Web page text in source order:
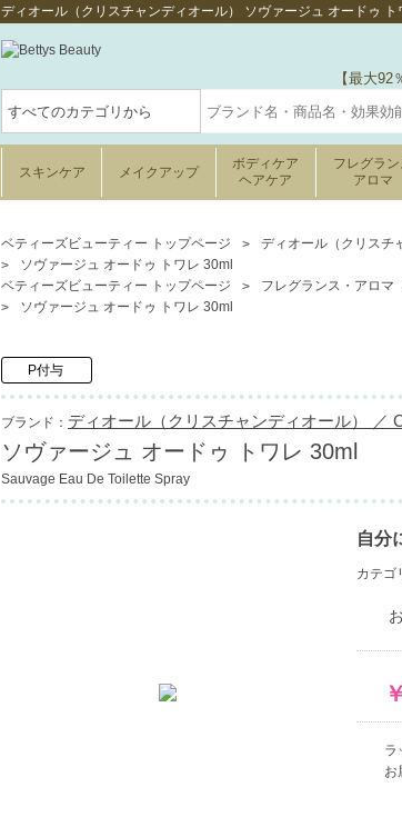
ディオール（クリスチャンディオール） ソヴァージュ オードゥ
【最大
スキンケア メイクアップ
ボディケア
ヘアケア
フレグラン
アロマ
ベティーズビューティー トップページ
ディオール（クリスチ
ソヴァージュ オードゥ トワレ 30ml
ベティーズビューティー トップページ
フレグランス・アロマ
ソヴァージュ オードゥ トワレ 30ml
P付与
ブランド： ディオール（クリスチャンディオール） ／
ソヴァージュ オードゥ トワレ 30ml
Sauvage Eau De Toilette Spray
自分
カテゴ
￥
ラ
お